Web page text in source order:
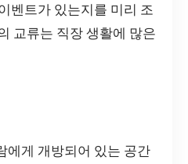
벤트가 있는지를 미리 조
교류는 직장 생활에 많은
에게 개방되어 있는 공간